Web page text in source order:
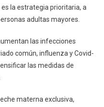
la estrategia prioritaria, a
adultas mayores.
las infecciones
común, influenza y Covid-
las medidas de
materna exclusiva,